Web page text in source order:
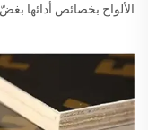
الألواح بخصائص أدائها